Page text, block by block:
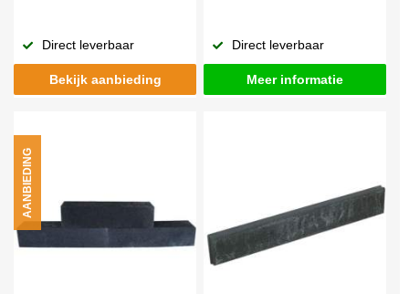
Direct leverbaar
Bekijk aanbieding
Direct leverbaar
Meer informatie
AANBIEDING